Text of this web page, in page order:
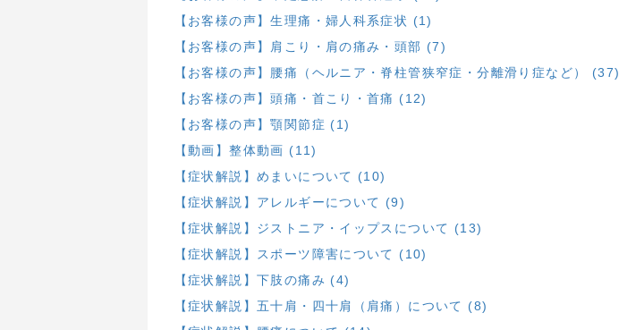
【お客様の声】生理痛・婦人科系症状 (1)
【お客様の声】肩こり・肩の痛み・頭部 (7)
【お客様の声】腰痛（ヘルニア・脊柱管狭窄症・分離滑り症など） (37)
【お客様の声】頭痛・首こり・首痛 (12)
【お客様の声】顎関節症 (1)
【動画】整体動画 (11)
【症状解説】めまいについて (10)
【症状解説】アレルギーについて (9)
【症状解説】ジストニア・イップスについて (13)
【症状解説】スポーツ障害について (10)
【症状解説】下肢の痛み (4)
【症状解説】五十肩・四十肩（肩痛）について (8)